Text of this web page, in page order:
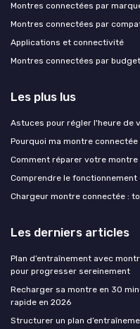
Montres connectées par
Montres connectées par
Applications et connectivité
Montres connectées par budget
Les plus lus
Astuces pour régler l'heure de
Pourquoi ma montre
Comment réparer votre
Comprendre le
Chargeur montre connectée :
Les derniers articles
Plan d’entraînement avec
pour progresser sereinement
Recharger sa montre en 30
rapide en 2026
Structurer un plan